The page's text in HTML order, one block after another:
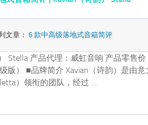
文章：6 款中高级落地式音箱简评
Stella 产品代理：威虹音响 产品零售
版） ■品牌简介 Xavian（诗韵）是由
）领衔的团队，经过 …